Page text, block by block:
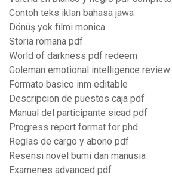
Contoh teks iklan bahasa jawa
Dönüş yok filmi monica
Storia romana pdf
World of darkness pdf redeem
Goleman emotional intelligence review
Formato basico inm editable
Descripcion de puestos caja pdf
Manual del participante sicad pdf
Progress report format for phd
Reglas de cargo y abono pdf
Resensi novel bumi dan manusia
Examenes advanced pdf